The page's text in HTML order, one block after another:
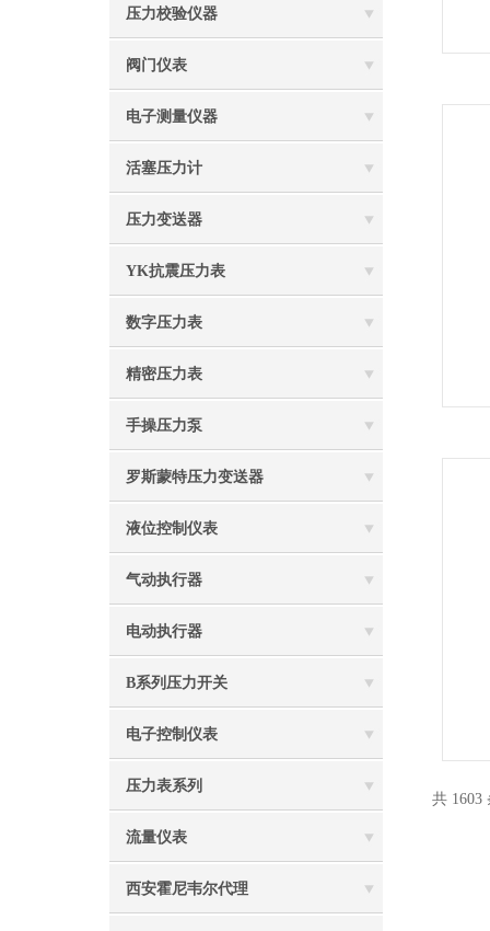
压力校验仪器
阀门仪表
电子测量仪器
活塞压力计
压力变送器
YK抗震压力表
数字压力表
精密压力表
手操压力泵
罗斯蒙特压力变送器
液位控制仪表
气动执行器
电动执行器
B系列压力开关
电子控制仪表
压力表系列
流量仪表
西安霍尼韦尔代理
共 1603